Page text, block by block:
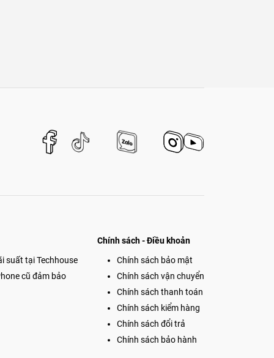
suất tại Techhouse
cũ đảm bảo
Chính sách - Điều khoản
Chính sách bảo mật
Chính sách vận chuyển
Chính sách thanh toán
Chính sách kiểm hàng
Chính sách đổi trả
Chính sách bảo hành